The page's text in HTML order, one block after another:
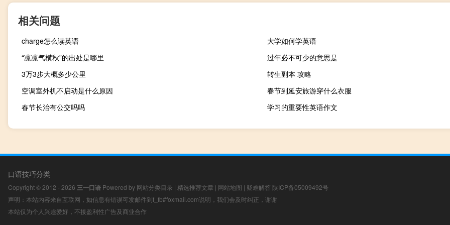
相关问题
charge怎么读英语
大学如何学英语
“凛凛气横秋”的出处是哪里
过年必不可少的意思是
3万3步大概多少公里
转生副本 攻略
空调室外机不启动是什么原因
春节到延安旅游穿什么衣服
春节长治有公交吗吗
学习的重要性英语作文
口语技巧分类
Copyright © 2012 - 2026 三一口语 Powered by 网站分类目录 | 精选推荐文章 | 网站地图 | 疑难解答 陕ICP备05009492号
声明：本站内容来自互联网，如信息有错误可发邮件到f_fb#foxmail.com说明，我们会及时纠正，谢谢
本站仅为个人兴趣爱好，不接盈利性广告及商业合作